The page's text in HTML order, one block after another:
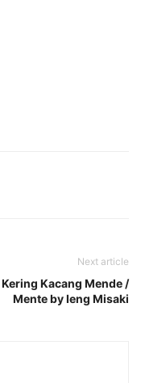
Next article
Kacang Mende /
Mente by Ieng Misaki